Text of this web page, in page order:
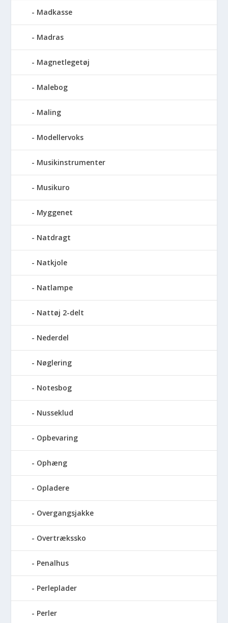
Madkasse
Madras
Magnetlegetøj
Malebog
Maling
Modellervoks
Musikinstrumenter
Musikuro
Myggenet
Natdragt
Natkjole
Natlampe
Nattøj 2-delt
Nederdel
Nøglering
Notesbog
Nusseklud
Opbevaring
Ophæng
Opladere
Overgangsjakke
Overtrækssko
Penalhus
Perleplader
Perler